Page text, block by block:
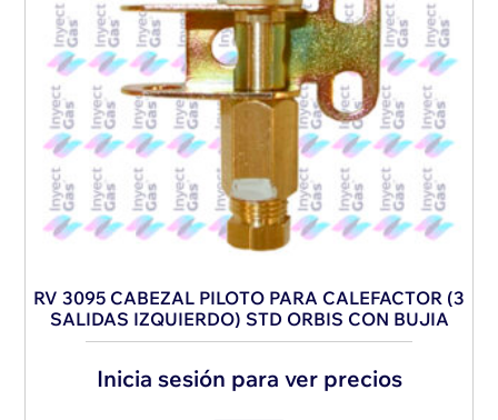
RV 3095 CABEZAL PILOTO PARA CALEFACTOR (3
SALIDAS IZQUIERDO) STD ORBIS CON BUJIA
Inicia sesión para ver precios